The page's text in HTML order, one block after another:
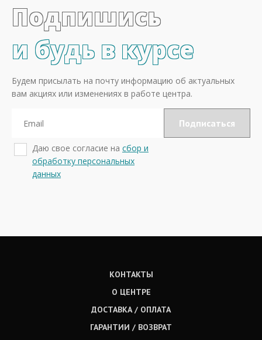
Подпишись
и будь в курсе
Будем присылать на почту информацию об актуальных
вам акциях или изменениях в работе центра.
Даю свое согласие на сбор и
обработку персональных
данных
КОНТАКТЫ
О ЦЕНТРЕ
ДОСТАВКА / ОПЛАТА
ГАРАНТИИ / ВОЗВРАТ